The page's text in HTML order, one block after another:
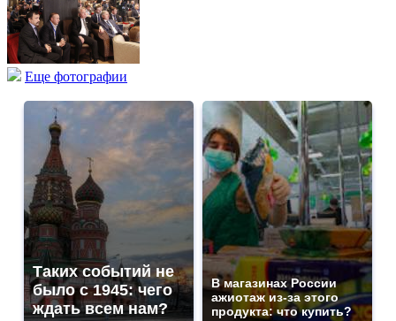
Еще фотографии
Таких событий не
было с 1945: чего
ждать всем нам?
В магазинах России
ажиотаж из-за этого
продукта: что купить?